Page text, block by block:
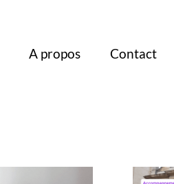
A propos Contact